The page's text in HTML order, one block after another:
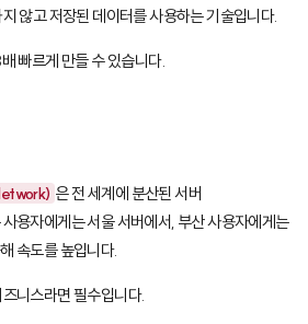
않고 저장된 데이터를 사용하는 기술입니다.
빠르게 만들 수 있습니다.
은 전 세계에 분산된 서버
용자에게는 서울 서버에서, 부산 사용자에게는
속도를 높입니다.
니스라면 필수입니다.